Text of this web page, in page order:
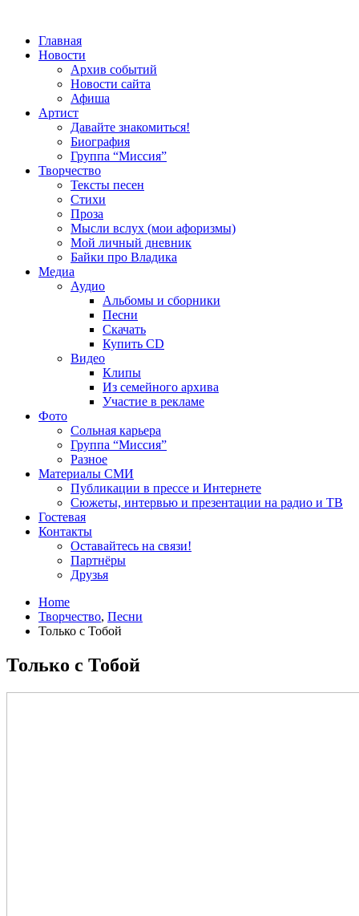
Главная
Новости
Архив событий
Новости сайта
Афиша
Артист
Давайте знакомиться!
Биография
Группа “Миссия”
Творчество
Тексты песен
Стихи
Проза
Мысли вслух (мои афоризмы)
Мой личный дневник
Байки про Владика
Медиа
Аудио
Альбомы и сборники
Песни
Скачать
Купить CD
Видео
Клипы
Из семейного архива
Участие в рекламе
Фото
Сольная карьера
Группа “Миссия”
Разное
Материалы СМИ
Публикации в прессе и Интернете
Сюжеты, интервью и презентации на радио и ТВ
Гостевая
Контакты
Оставайтесь на связи!
Партнёры
Друзья
Home
Творчество, Песни
Только с Тобой
Только с Тобой